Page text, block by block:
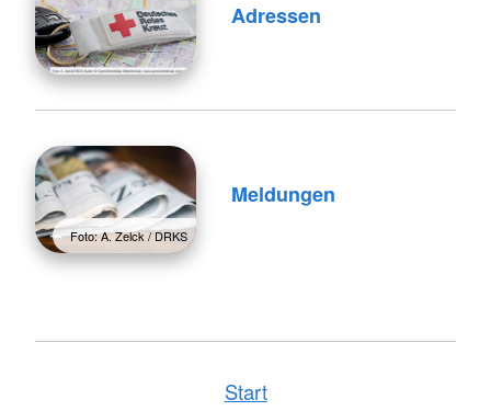
Adressen
Foto: A. Zelck / DRKS
Meldungen
Start